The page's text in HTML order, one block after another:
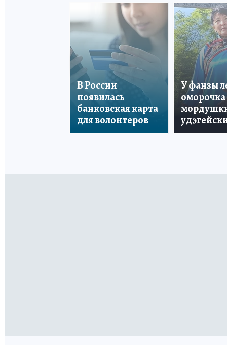
В России
появилась
банковская карта
для волонтеров
У фанзы
оморочка